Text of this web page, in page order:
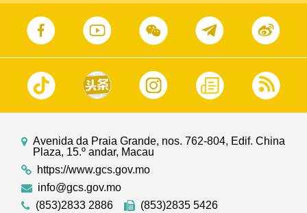
Avenida da Praia Grande, nos. 762-804, Edif. China
Plaza, 15.º andar, Macau
https://www.gcs.gov.mo
info@gcs.gov.mo
(853)2833 2886
(853)2835 5426